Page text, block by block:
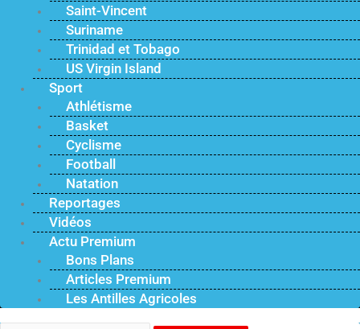
Saint-Vincent
Suriname
Trinidad et Tobago
US Virgin Island
Sport
Athlétisme
Basket
Cyclisme
Football
Natation
Reportages
Vidéos
Actu Premium
Bons Plans
Articles Premium
Les Antilles Agricoles